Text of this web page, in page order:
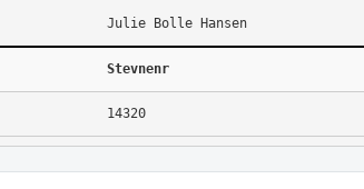
Julie Bolle Hansen
Stevnenr
14320